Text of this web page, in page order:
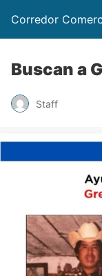
Corredor
Buscan a
Staff